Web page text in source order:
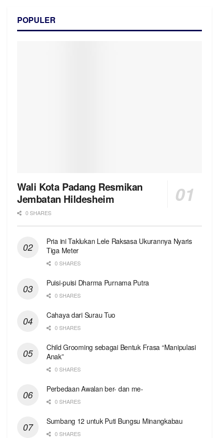
POPULER
Wali Kota Padang Resmikan
Jembatan Hildesheim
0 SHARES
Pria ini Taklukan Lele Raksasa Ukurannya Nyaris
Tiga Meter
0 SHARES
Puisi-puisi Dharma Purnama Putra
0 SHARES
Cahaya dari Surau Tuo
0 SHARES
Child Grooming sebagai Bentuk Frasa “Manipulasi
Anak”
0 SHARES
Perbedaan Awalan ber- dan me-
0 SHARES
Sumbang 12 untuk Puti Bungsu Minangkabau
0 SHARES